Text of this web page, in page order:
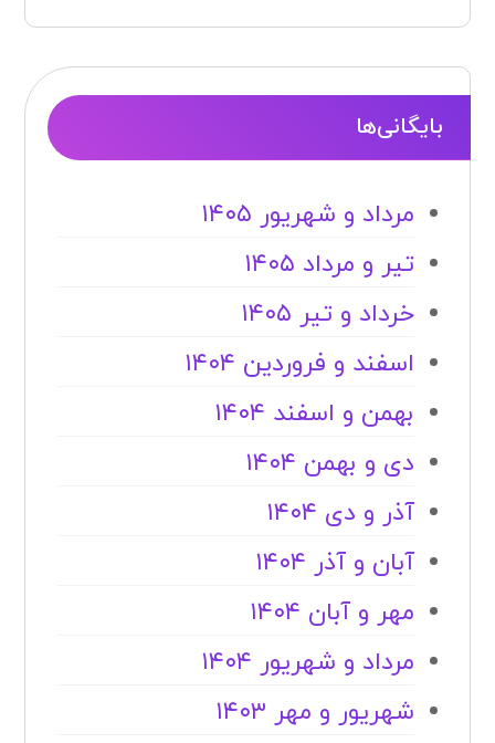
بایگانی‌ها
مرداد و شهریور ۱۴۰۵
تیر و مرداد ۱۴۰۵
خرداد و تیر ۱۴۰۵
اسفند و فروردین ۱۴۰۴
بهمن و اسفند ۱۴۰۴
دی و بهمن ۱۴۰۴
آذر و دی ۱۴۰۴
آبان و آذر ۱۴۰۴
مهر و آبان ۱۴۰۴
مرداد و شهریور ۱۴۰۴
شهریور و مهر ۱۴۰۳